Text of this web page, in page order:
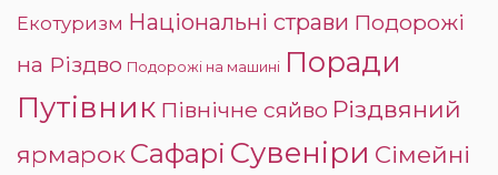
Екотуризм Національні страви Подорожі
на Різдво Подорожі на машині Поради
Путівник Північне сяйво Різдвяний
ярмарокСафарі Сувеніри Сімейні